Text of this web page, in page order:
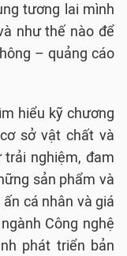
tương lai mình
như thế nào để
– quảng cáo
hiểu kỹ chương
sở vật chất và
nghiệm, đam
sản phẩm và
cá nhân và giá
Công nghệ
phát triển bản